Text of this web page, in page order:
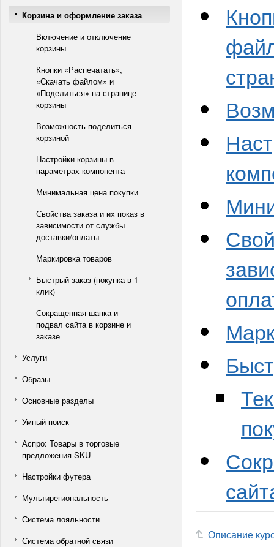
Корзина и оформление заказа
Включение и отключение
корзины
Кнопки «Распечатать»,
«Скачать файлом» и
«Поделиться» на странице
корзины
Возможность поделиться
корзиной
Настройки корзины в
параметрах компонента
Минимальная цена покупки
Свойства заказа и их показ в
зависимости от службы
доставки/оплаты
Маркировка товаров
Быстрый заказ (покупка в 1
клик)
Сокращенная шапка и
подвал сайта в корзине и
заказе
Услуги
Образы
Основные разделы
Умный поиск
Аспро: Товары в торговые
предложения SKU
Настройки футера
Мультирегиональность
Система лояльности
Система обратной связи
Описание